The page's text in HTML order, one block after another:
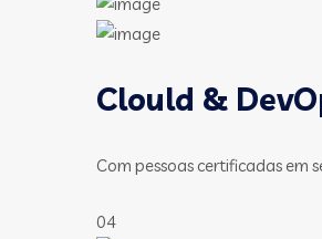
Clould &
Com pessoas certificadas em
04